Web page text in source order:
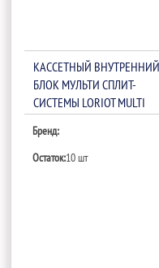
КАССЕТНЫЙ ВНУТРЕННИЙ
БЛОК МУЛЬТИ СПЛИТ-
СИСТЕМЫ LORIOT MULTI
Бренд:
Остаток:10 шт